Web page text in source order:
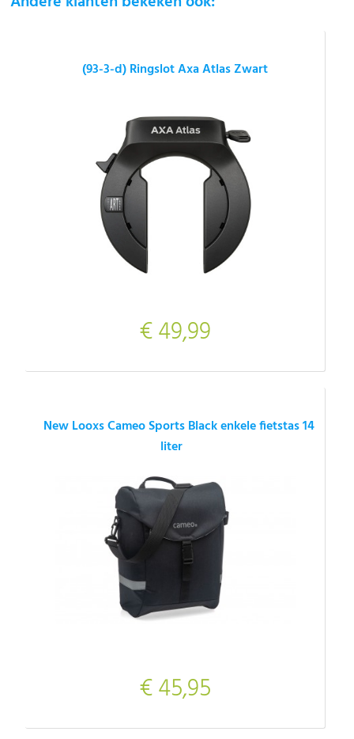
(93-3-d) Ringslot Axa Atlas Zwart
€ 49,99
New Looxs Cameo Sports Black enkele fietstas 14
liter
€ 45,95